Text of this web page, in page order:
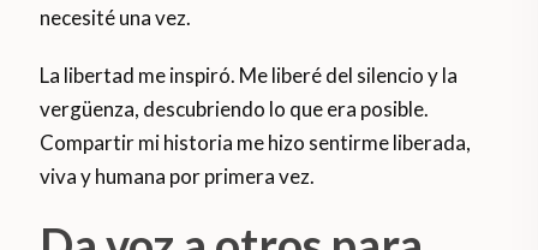
necesité una vez.
La libertad me inspiró. Me liberé del silencio y la
vergüenza, descubriendo lo que era posible.
Compartir mi historia me hizo sentirme liberada,
viva y humana por primera vez.